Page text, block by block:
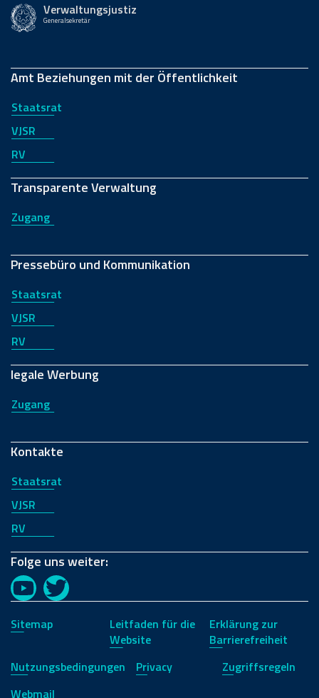
Verwaltungsjustiz
Generalsekretär
Amt Beziehungen mit der Öffentlichkeit
Staatsrat
VJSR
RV
Transparente Verwaltung
Zugang
Pressebüro und Kommunikation
Staatsrat
VJSR
RV
legale Werbung
Zugang
Kontakte
Staatsrat
VJSR
RV
Folge uns weiter:
YouTubeTwitter
Sitemap
Leitfaden für die
Website
Erklärung zur
Barrierefreiheit
Nutzungsbedingungen
Privacy
Zugriffsregeln
Webmail